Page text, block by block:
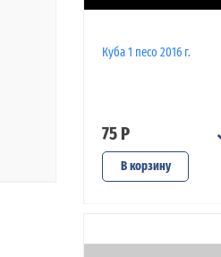
Куба 1 песо 2016 г.
75 Р
В корзину